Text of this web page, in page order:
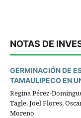
NOTAS DE
GERMINACIÓN DE
TAMAULIPECO EN
Regina Pérez-
Tagle, Joel Flores,
Moreno